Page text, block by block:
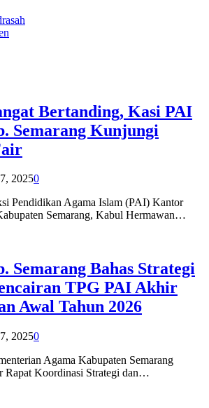
Bertanding, Kasi PAI
Semarang Kunjungi
20250
Pendidikan Agama Islam (PAI) Kantor
Semarang, Kabul Hermawan…
Semarang Bahas Strategi
TPG PAI Akhir
Awal Tahun 2026
20250
Agama Kabupaten Semarang
Rapat Koordinasi Strategi dan…